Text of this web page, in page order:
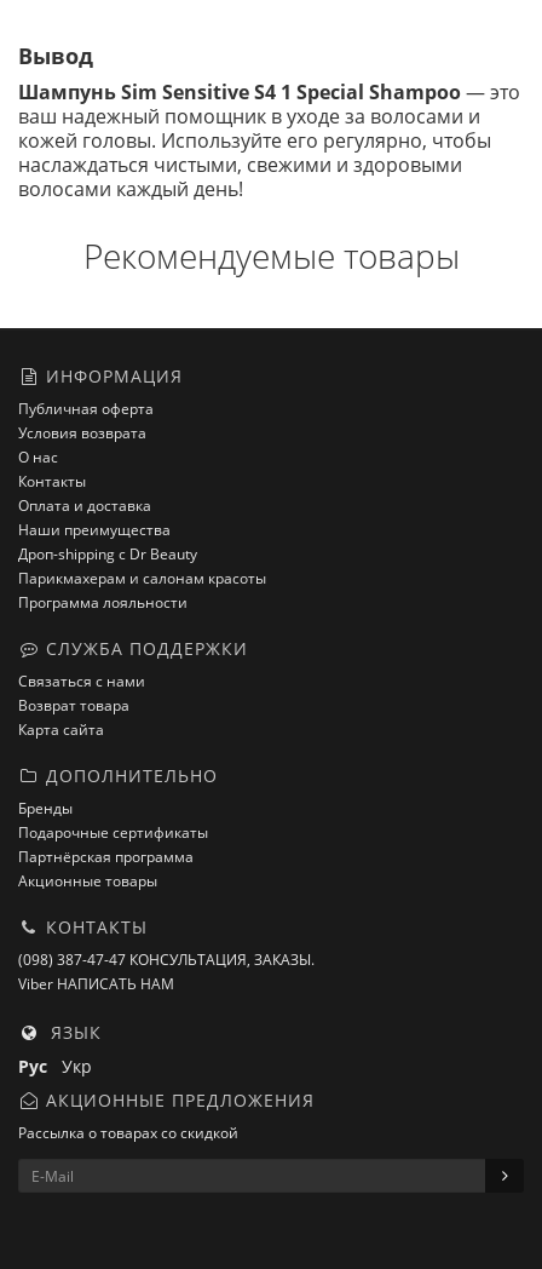
Вывод
Шампунь Sim Sensitive S4 1 Special Shampoo— это
ваш надежный помощник в уходе за волосами и
кожей головы. Используйте его регулярно, чтобы
наслаждаться чистыми, свежими и здоровыми
волосами каждый день!
Рекомендуемые товары
ИНФОРМАЦИЯ
Публичная оферта
Условия возврата
О нас
Контакты
Оплата и доставка
Наши преимущества
Дроп-shipping с Dr Beauty
Парикмахерам и салонам красоты
Программа лояльности
СЛУЖБА ПОДДЕРЖКИ
Связаться с нами
Возврат товара
Карта сайта
ДОПОЛНИТЕЛЬНО
Бренды
Подарочные сертификаты
Партнёрская программа
Акционные товары
КОНТАКТЫ
(098) 387-47-47 КОНСУЛЬТАЦИЯ, ЗАКАЗЫ.
Viber НАПИСАТЬ НАМ
ЯЗЫК
Рус Укр
АКЦИОННЫЕ ПРЕДЛОЖЕНИЯ
Рассылка о товарах со скидкой